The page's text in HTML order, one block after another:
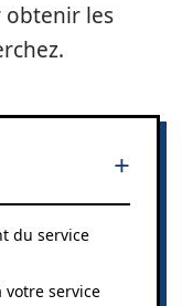
obtenir les
du service
votre service